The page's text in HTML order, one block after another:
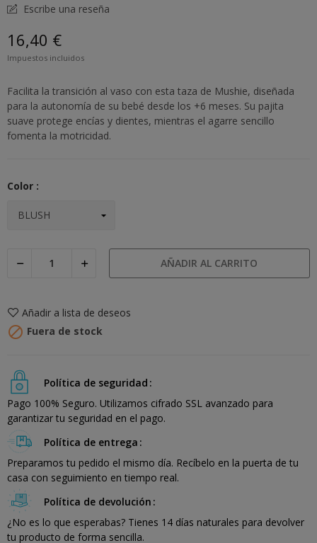
Escribe una reseña
16,40 €
Impuestos incluidos
Facilita la transición al vaso con esta taza de Mushie, diseñada
para la autonomía de su bebé desde los +6 meses. Su pajita
suave protege encías y dientes, mientras el agarre sencillo
fomenta la motricidad.
Color :
AÑADIR AL CARRITO
Añadir a lista de deseos
 Fuera de stock
Política de seguridad
Pago 100% Seguro. Utilizamos cifrado SSL avanzado para
garantizar tu seguridad en el pago.
Política de entrega
Preparamos tu pedido el mismo día. Recíbelo en la puerta de tu
casa con seguimiento en tiempo real.
Política de devolución
¿No es lo que esperabas? Tienes 14 días naturales para devolver
tu producto de forma sencilla.